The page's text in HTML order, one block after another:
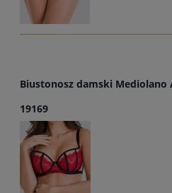
Biustonosz damski Mediolano
19169